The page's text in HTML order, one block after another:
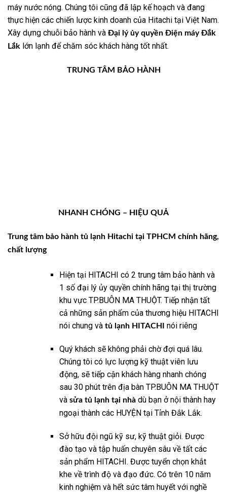
máy nước nóng. Chúng tôi cũng đã lập kế hoạch và đang
thực hiện các chiến lược kinh doanh của Hitachi tại Việt Nam.
Xây dựng chuỗi bảo hành và Đại lý ủy quyền Điện máy Đắk
Lắk lớn lạnh để chăm sóc khách hàng tốt nhất.
TRUNG TÂM BẢO HÀNH
NHANH CHÓNG – HIỆU QUẢ
Trung tâm bảo hành tủ lạnh Hitachi tại TPHCM chính hãng,
chất lượng
Hiện tại HITACHI có 2 trung tâm bảo hành và
1 số đại lý ủy quyền chính hãng tại thị trường
khu vực TP.BUÔN MA THUỘT. Tiếp nhận tất
cả những sản phẩm của thương hiệu HITACHI
nói chung và tủ lạnh HITACHI nói riêng
Quý khách sẽ không phải chờ đợi quá lâu.
Chúng tôi có lực lượng kỹ thuật viên lưu
động, sẽ tiếp cận khách hàng nhanh chóng
sau 30 phút trên địa bàn TP.BUÔN MA THUỘT
và sửa tủ lạnh tại nhàdù bạn ở nội thành hay
ngoại thành các HUYỆN tại Tỉnh Đắk Lắk.
Sở hữu đội ngũ kỹ sư, kỹ thuật giỏi. Được
đào tạo và tập huấn chuyên sâu về tất các
sản phẩm HITACHI. Được tuyển chọn khắt
khe về trình độ và đạo đức. Có trên 10 năm
kinh nghiệm và hết sức tâm huyết với nghề